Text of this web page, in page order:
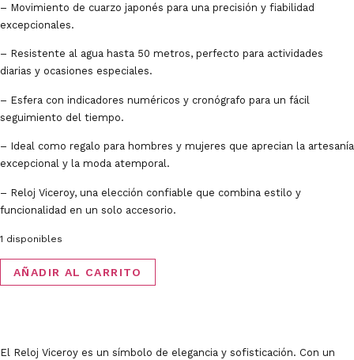
– Movimiento de cuarzo japonés para una precisión y fiabilidad
excepcionales.
– Resistente al agua hasta 50 metros, perfecto para actividades
diarias y ocasiones especiales.
– Esfera con indicadores numéricos y cronógrafo para un fácil
seguimiento del tiempo.
– Ideal como regalo para hombres y mujeres que aprecian la artesanía
excepcional y la moda atemporal.
– Reloj Viceroy, una elección confiable que combina estilo y
funcionalidad en un solo accesorio.
1 disponibles
Reloj
Viceroy
AÑADIR AL CARRITO
El Reloj Viceroy es un símbolo de elegancia y sofisticación. Con un